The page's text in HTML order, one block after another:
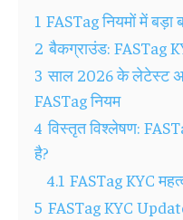
1 FASTag नियमों में बड़ा
2 बैकग्राउंड: FASTag
3 साल 2026 के लेटेस्ट
FASTag नियम
4 विस्तृत विश्लेषण:
है?
4.1 FASTag KYC
5 FASTag KYC